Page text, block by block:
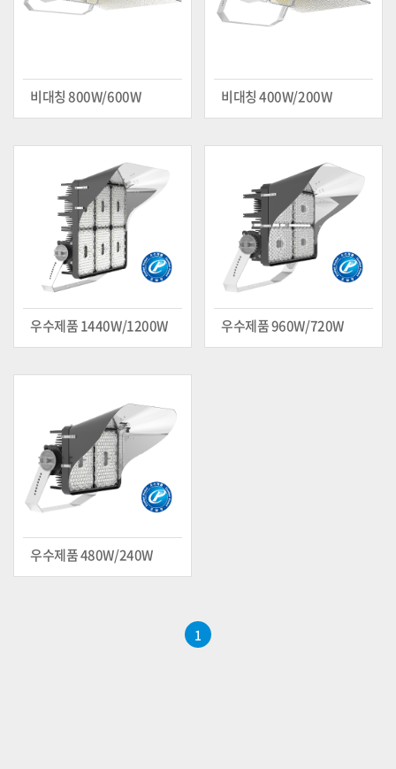
비대칭 800W/600W 비대칭 400W/200W
우수제품 1440W/1200W 우수제품 960W/720W
우수제품 480W/240W
1